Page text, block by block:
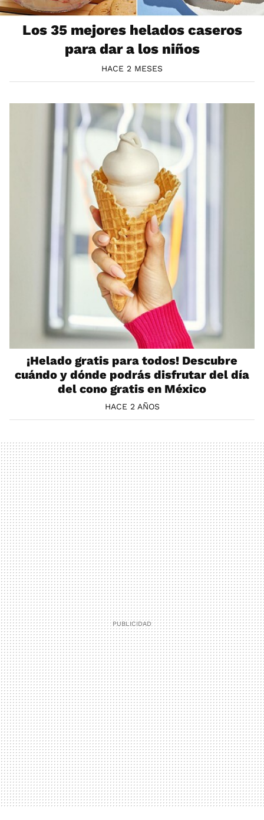
Los 35 mejores helados caseros
para dar a los niños
HACE 2 MESES
¡Helado gratis para todos! Descubre
cuándo y dónde podrás disfrutar del día
del cono gratis en México
HACE 2 AÑOS